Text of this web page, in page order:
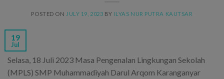
POSTED ON JULY 19, 2023 BY ILYAS NUR PUTRA KAUTSAR
19
Jul
Selasa, 18 Juli 2023 Masa Pengenalan Lingkungan Sekolah
(MPLS) SMP Muhammadiyah Darul Arqom Karanganyar